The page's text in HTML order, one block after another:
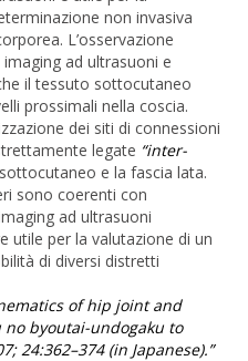
non invasiva
L’osservazione
ad ultrasuoni e
il tessuto sottocutaneo
prossimali nella coscia.
dei siti di connessioni
legate “inter-
e la fascia lata.
sono coerenti con
ad ultrasuoni
utile per la valutazione di un
di diversi distretti
of hip joint and
no byoutai-undogaku to
24:362–374 (in Japanese).”